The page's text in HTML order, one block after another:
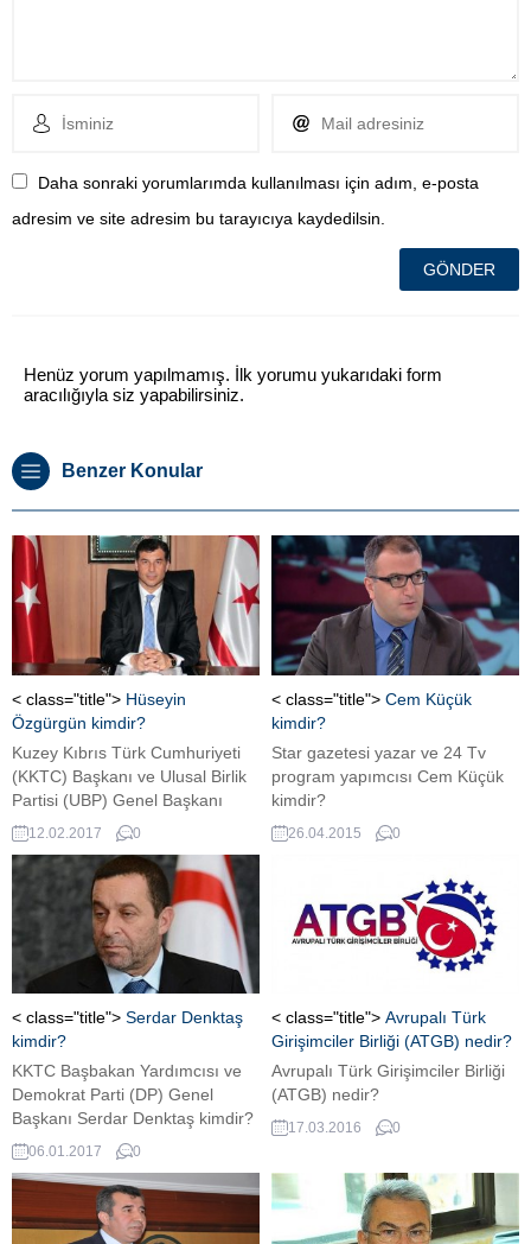
Daha sonraki yorumlarımda kullanılması için adım, e-posta
adresim ve site adresim bu tarayıcıya kaydedilsin.
Henüz yorum yapılmamış. İlk yorumu yukarıdaki form
aracılığıyla siz yapabilirsiniz.
Benzer Konular
< class="title"> Hüseyin
Özgürgün kimdir?
Kuzey Kıbrıs Türk Cumhuriyeti
(KKTC) Başkanı ve Ulusal Birlik
Partisi (UBP) Genel Başkanı
Hüseyin Özgürgün kimdir?
12.02.2017 0
< class="title"> Cem Küçük
kimdir?
Star gazetesi yazar ve 24 Tv
program yapımcısı Cem Küçük
kimdir?
26.04.2015 0
< class="title"> Serdar Denktaş
kimdir?
KKTC Başbakan Yardımcısı ve
Demokrat Parti (DP) Genel
Başkanı Serdar Denktaş kimdir?
06.01.2017 0
< class="title"> Avrupalı Türk
Girişimciler Birliği (ATGB) nedir?
Avrupalı Türk Girişimciler Birliği
(ATGB) nedir?
17.03.2016 0